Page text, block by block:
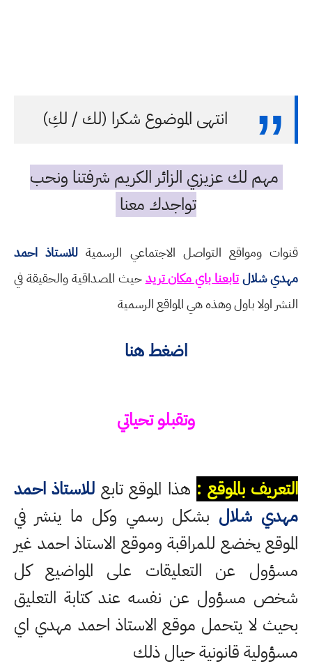
انتهى الموضوع شكرا (لك / لكِ)
مهم لك عزيزي الزائر الكريم شرفتنا ونحب
تواجدك معنا
قنوات ومواقع التواصل الاجتماعي الرسمية للاستاذ احمد
مهدي شلالتابعنا باي مكان تريدحيث المصداقية والحقيقة في
النشر اولا باول وهذه هي المواقع الرسمية
اضغط هنا
وتقبلو تحياتي
التعريف بالموقع : هذا الموقع تابع للاستاذ احمد
مهدي شلال بشكل رسمي وكل ما ينشر في
الموقع يخضع للمراقبة وموقع الاستاذ احمد غير
مسؤول عن التعليقات على المواضيع كل
شخص مسؤول عن نفسه عند كتابة التعليق
بحيث لا يتحمل موقع الاستاذ احمد مهدي اي
مسؤولية قانونية حيال ذلك